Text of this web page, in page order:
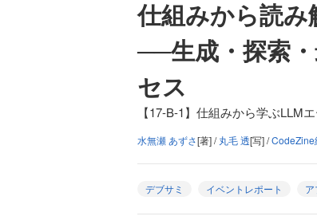
仕組みから読
──生成・探索
セス
【17-B-1】仕組みから学ぶLLM
水無瀬 あずさ[著] /丸毛 透[写] /CodeZine
デブサミ イベントレポート